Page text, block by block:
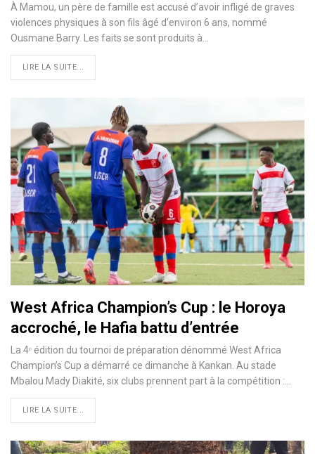
À Mamou, un père de famille est accusé d’avoir infligé de graves
violences physiques à son fils âgé d’environ 6 ans, nommé
Ousmane Barry. Les faits se sont produits à…
LIRE LA SUITE...
West Africa Champion’s Cup : le Horoya
accroché, le Hafia battu d’entrée
La 4ᵉ édition du tournoi de préparation dénommé West Africa
Champion’s Cup a démarré ce dimanche à Kankan. Au stade
Mbalou Mady Diakité, six clubs prennent part à la compétition :…
LIRE LA SUITE...